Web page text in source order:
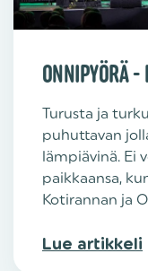
ONNIPYÖRÄ -
Turusta ja
puhuttavan
lämpiävinä. Ei
paikkaansa,
Kotirannan ja
Lue artikkeli